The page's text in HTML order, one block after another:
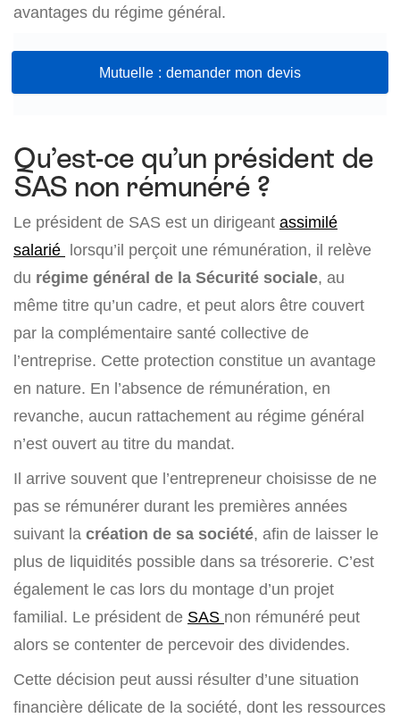
avantages du régime général.
Mutuelle : demander mon devis
Qu’est-ce qu’un président de
SAS non rémunéré ?
Le président de SAS est un dirigeant assimilé
salarié lorsqu’il perçoit une rémunération, il relève
du régime général de la Sécurité sociale, au
même titre qu’un cadre, et peut alors être couvert
par la complémentaire santé collective de
l’entreprise. Cette protection constitue un avantage
en nature. En l’absence de rémunération, en
revanche, aucun rattachement au régime général
n’est ouvert au titre du mandat.
Il arrive souvent que l’entrepreneur choisisse de ne
pas se rémunérer durant les premières années
suivant la création de sa société, afin de laisser le
plus de liquidités possible dans sa trésorerie. C’est
également le cas lors du montage d’un projet
familial. Le président de SAS non rémunéré peut
alors se contenter de percevoir des dividendes.
Cette décision peut aussi résulter d’une situation
financière délicate de la société, dont les ressources